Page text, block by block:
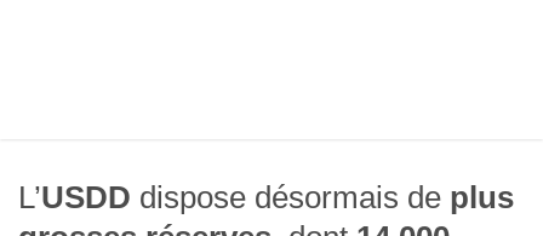
L’USDD dispose désormais de plus